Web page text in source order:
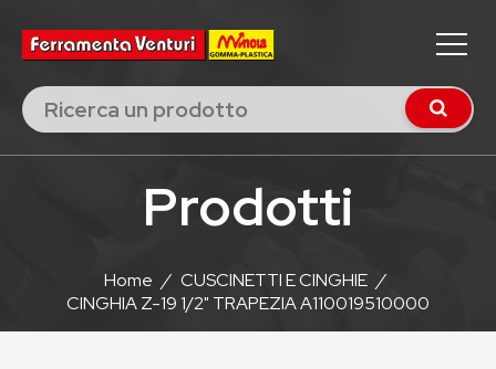
Prodotti
Home / CUSCINETTI E CINGHIE /
CINGHIA Z-19 1/2" TRAPEZIA A110019510000